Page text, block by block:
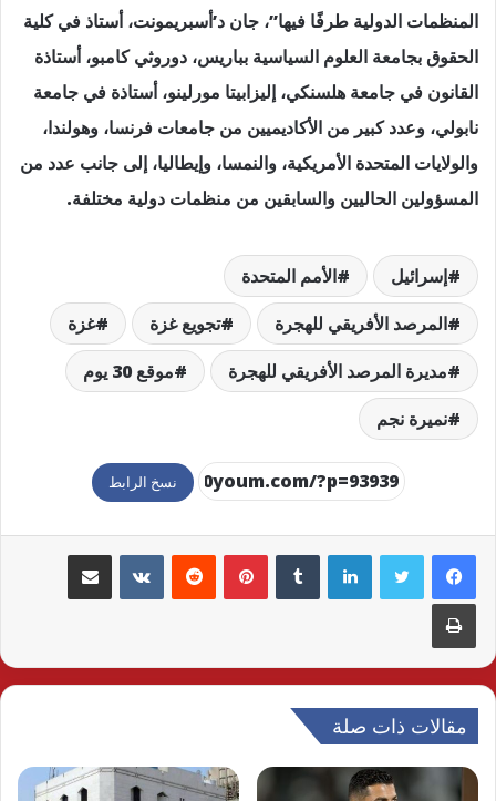
المنظمات الدولية طرفًا فيها”، جان د’أسبريمونت، أستاذ في كلية
الحقوق بجامعة العلوم السياسية بباريس، دوروثي كامبو، أستاذة
القانون في جامعة هلسنكي، إليزابيتا مورلينو، أستاذة في جامعة
نابولي، وعدد كبير من الأكاديميين من جامعات فرنسا، وهولندا،
والولايات المتحدة الأمريكية، والنمسا، وإيطاليا، إلى جانب عدد من
المسؤولين الحاليين والسابقين من منظمات دولية مختلفة.
إسرائيل
الأمم المتحدة
المرصد الأفريقي للهجرة
تجويع غزة
غزة
مديرة المرصد الأفريقي للهجرة
موقع 30 يوم
نميرة نجم
نسخ الرابط
لينكدإن بينتيريست مشاركة عبر البريد
طباعة
مقالات ذات صلة